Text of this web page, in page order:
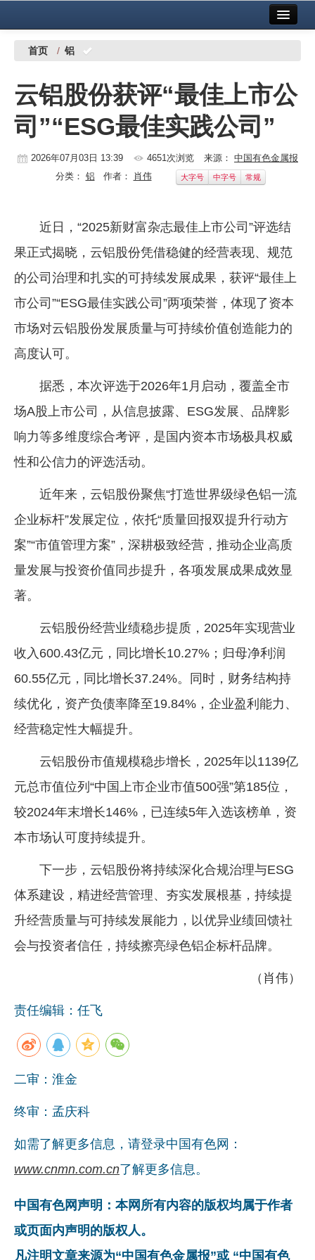
中国有色金属报社主办
铜镍铅锌
铝
稀有稀土
镁钛
地矿 建设
党建工作
企业文化
《资源再生》杂志
行情报价
首页 / 铝
云铝股份获评“最佳上市公
司”“ESG最佳实践公司”
2026年07月03日 13:39 4651次浏览 来源： 中国有色金属报
分类： 铝 作者： 肖伟 大字号 中字号 常规
近日，“2025新财富杂志最佳上市公司”评选结
果正式揭晓，云铝股份凭借稳健的经营表现、规范
的公司治理和扎实的可持续发展成果，获评“最佳上
市公司”“ESG最佳实践公司”两项荣誉，体现了资本
市场对云铝股份发展质量与可持续价值创造能力的
高度认可。
据悉，本次评选于2026年1月启动，覆盖全市
场A股上市公司，从信息披露、ESG发展、品牌影
响力等多维度综合考评，是国内资本市场极具权威
性和公信力的评选活动。
近年来，云铝股份聚焦“打造世界级绿色铝一流
企业标杆”发展定位，依托“质量回报双提升行动方
案”“市值管理方案”，深耕极致经营，推动企业高质
量发展与投资价值同步提升，各项发展成果成效显
著。
云铝股份经营业绩稳步提质，2025年实现营业
收入600.43亿元，同比增长10.27%；归母净利润
60.55亿元，同比增长37.24%。同时，财务结构持
续优化，资产负债率降至19.84%，企业盈利能力、
经营稳定性大幅提升。
云铝股份市值规模稳步增长，2025年以1139亿
元总市值位列“中国上市企业市值500强”第185位，
较2024年末增长146%，已连续5年入选该榜单，资
本市场认可度持续提升。
下一步，云铝股份将持续深化合规治理与ESG
体系建设，精进经营管理、夯实发展根基，持续提
升经营质量与可持续发展能力，以优异业绩回馈社
会与投资者信任，持续擦亮绿色铝企标杆品牌。
（肖伟）
责任编辑：任飞
二审：淮金
终审：孟庆科
如需了解更多信息，请登录中国有色网：
www.cnmn.com.cn了解更多信息。
中国有色网声明：本网所有内容的版权均属于作者
或页面内声明的版权人。
凡注明文章来源为“中国有色金属报”或 “中国有色